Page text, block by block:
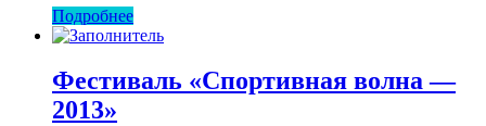
Подробнее
Фестиваль «Спортивная волна —
2013»